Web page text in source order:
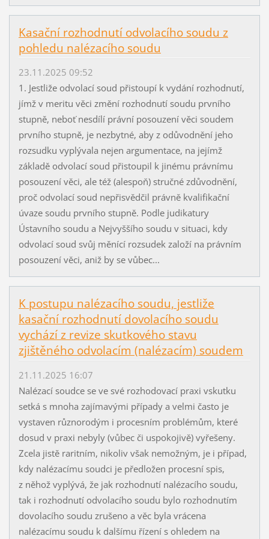
Kasační rozhodnutí odvolacího soudu z
pohledu nalézacího soudu
23.11.2025 09:52
1. Jestliže odvolací soud přistoupí k vydání rozhodnutí,
jímž v meritu věci změní rozhodnutí soudu prvního
stupně, neboť nesdílí právní posouzení věci soudem
prvního stupně, je nezbytné, aby z odůvodnění jeho
rozsudku vyplývala nejen argumentace, na jejímž
základě odvolací soud přistoupil k jinému právnímu
posouzení věci, ale též (alespoň) stručné zdůvodnění,
proč odvolací soud nepřisvědčil právně kvalifikační
úvaze soudu prvního stupně. Podle judikatury
Ústavního soudu a Nejvyššího soudu v situaci, kdy
odvolací soud svůj měnící rozsudek založí na právním
posouzení věci, aniž by se vůbec...
K postupu nalézacího soudu, jestliže
kasační rozhodnutí dovolacího soudu
vychází z revize skutkového stavu
zjištěného odvolacím (nalézacím) soudem
21.11.2025 16:07
Nalézací soudce se ve své rozhodovací praxi vskutku
setká s mnoha zajímavými případy a velmi často je
vystaven různorodým i procesním problémům, které
dosud v praxi nebyly (vůbec či uspokojivě) vyřešeny.
Zcela jistě raritním, nikoliv však nemožným, je i případ,
kdy nalézacímu soudci je předložen procesní spis,
z něhož vyplývá, že jak rozhodnutí nalézacího soudu,
tak i rozhodnutí odvolacího soudu bylo rozhodnutím
dovolacího soudu zrušeno a věc byla vrácena
nalézacímu soudu k dalšímu řízení s ohledem na